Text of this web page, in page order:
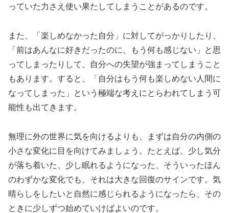
っていた力さえ使い果たしてしまうことがあるのです。
また、「楽しめなかった自分」に対してがっかりしたり、
「前はあんなに好きだったのに、もう何も感じない」と思
ってしまったりして、自分への失望が強まってしまうこと
もあります。すると、「自分はもう何も楽しめない人間に
なってしまった」という極端な考えにとらわれてしまう可
能性も出てきます。
無理に外の世界に気を向けるよりも、まずは自分の内側の
小さな変化に目を向けてみましょう。たとえば、少し気分
が落ち着いた、少し眠れるようになった、そういったほん
のわずかな変化でも、それは大きな回復のサインです。気
晴らしをしたいと自然に感じられるようになったら、その
ときに少しずつ始めていけばよいのです。